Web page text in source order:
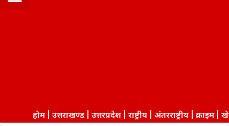
होम उत्तराखण्ड उत्तरप्रदेश राष्ट्रीय अंतरराष्ट्रीय क्राइम